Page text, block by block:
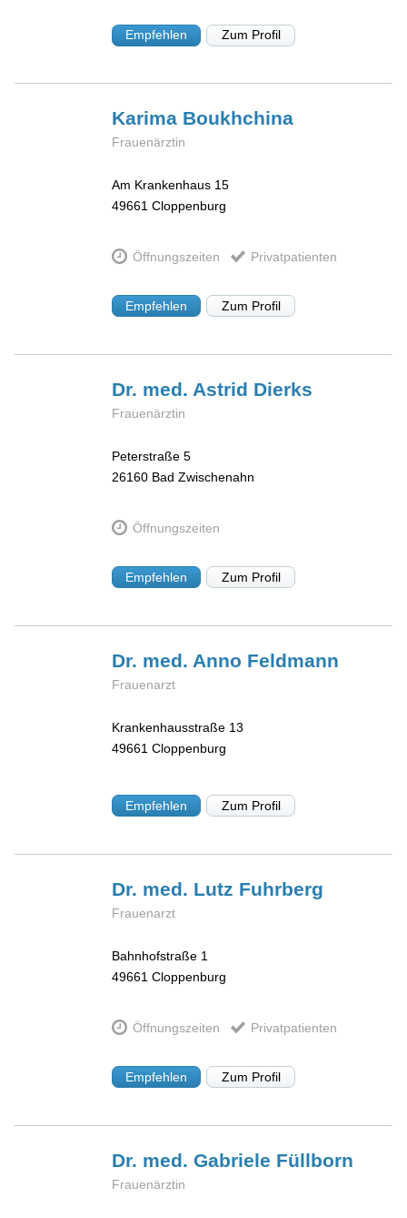
Empfehlen Zum Profil
Karima Boukhchina
Frauenärztin
Am Krankenhaus 15
49661 Cloppenburg
Öffnungszeiten Privatpatienten
Empfehlen Zum Profil
Dr. med. Astrid Dierks
Frauenärztin
Peterstraße 5
26160 Bad Zwischenahn
Öffnungszeiten
Empfehlen Zum Profil
Dr. med. Anno Feldmann
Frauenarzt
Krankenhausstraße 13
49661 Cloppenburg
Empfehlen Zum Profil
Dr. med. Lutz Fuhrberg
Frauenarzt
Bahnhofstraße 1
49661 Cloppenburg
Öffnungszeiten Privatpatienten
Empfehlen Zum Profil
Dr. med. Gabriele Füllborn
Frauenärztin